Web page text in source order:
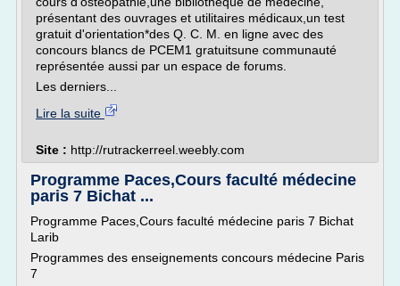
présentant des ouvrages et utilitaires médicaux,un test
gratuit d'orientation*des Q. C. M. en ligne avec des
concours blancs de PCEM1 gratuitsune communauté
représentée aussi par un espace de forums.
Les derniers...
Lire la suite
Site : http://rutrackerreel.weebly.com
Programme Paces,Cours faculté médecine
paris 7 Bichat ...
Programme Paces,Cours faculté médecine paris 7 Bichat
Larib
Programmes des enseignements concours médecine Paris
7